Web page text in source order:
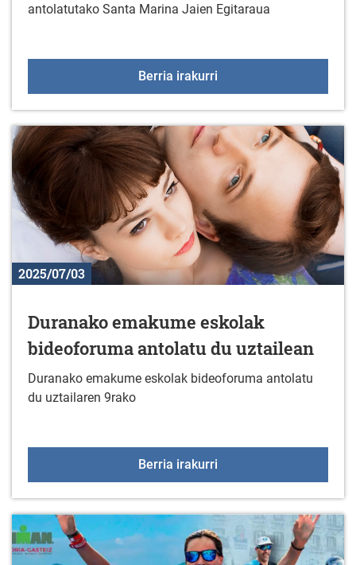
antolatutako Santa Marina Jaien Egitaraua
Berria irakurri
2025/07/03
Duranako emakume eskolak
bideoforuma antolatu du uztailean
Duranako emakume eskolak bideoforuma antolatu
du uztailaren 9rako
Berria irakurri